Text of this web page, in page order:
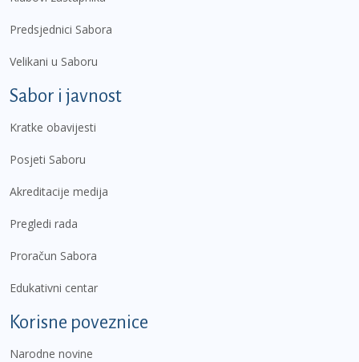
Predsjednici Sabora
Velikani u Saboru
Sabor i javnost
Kratke obavijesti
Posjeti Saboru
Akreditacije medija
Pregledi rada
Proračun Sabora
Edukativni centar
Korisne poveznice
Narodne novine